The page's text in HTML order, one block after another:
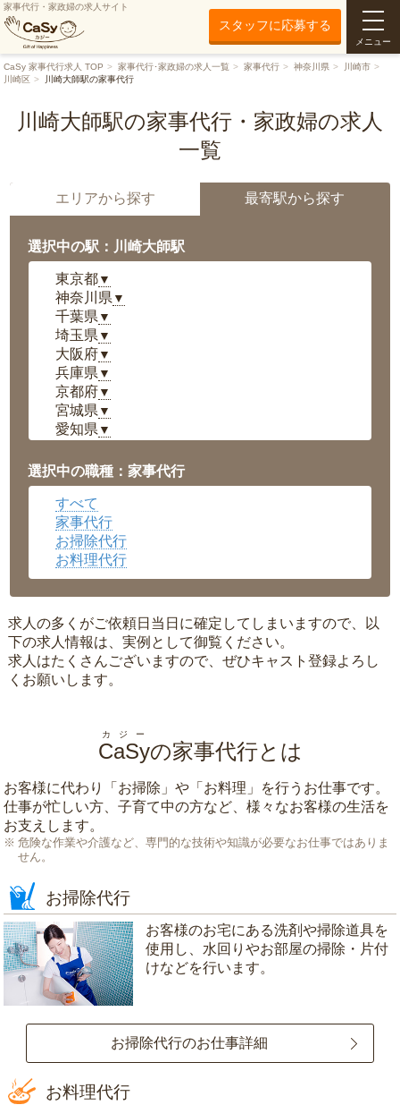
家事代行・家政婦の求人サイト
スタッフに応募する
メニュー
CaSy 家事代行求人 TOP 家事代行･家政婦の求人一覧 家事代行 神奈川県
川崎市
川崎区
川崎大師駅の家事代行
川崎大師駅の家事代行・家政婦の求人
一覧
エリアから探す 最寄駅から探す
選択中の駅：川崎大師駅
東京都▼
神奈川県 ▼
千葉県 ▼
埼玉県 ▼
大阪府▼
兵庫県 ▼
京都府▼
宮城県 ▼
愛知県 ▼
岡山県▼
広島県▼
沖縄県
選択中の職種：家事代行
すべて
家事代行
お掃除代行
お料理代行
求人の多くがご依頼日当日に確定してしまいますので、以
下の求人情報は、実例として御覧ください。
求人はたくさんございますので、ぜひキャスト登録よろし
くお願いします。
CaSy
カジー
の家事代行とは
お客様に代わり「 お掃除 」や「 お料理 」を行うお仕事です。
仕事が忙しい方、子育て中の方など、様々なお客様の生活を
お支えします。
危険な作業や介護など、専門的な技術や知識が必要なお仕事ではありま
せん。
お掃除代行
お客様のお宅にある洗剤や掃除道具を
使用し、水回りやお部屋の掃除・片付
けなどを行います。
お掃除代行のお仕事詳細
お料理代行